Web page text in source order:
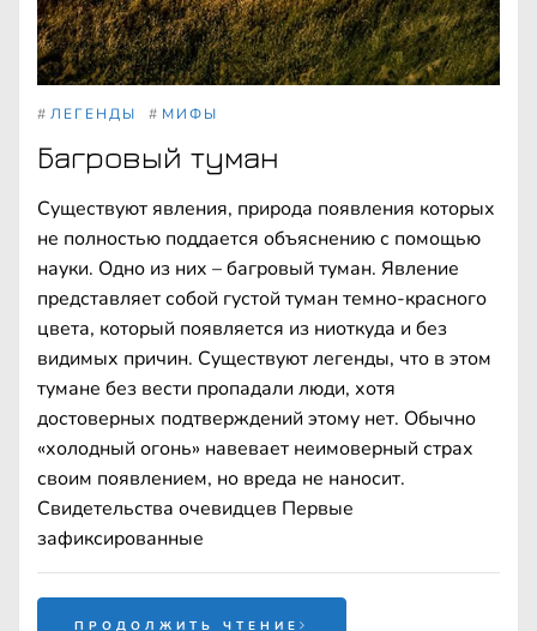
# ЛЕГЕНДЫ # МИФЫ
Багровый туман
Существуют явления, природа появления которых
не полностью поддается объяснению с помощью
науки. Одно из них – багровый туман. Явление
представляет собой густой туман темно-красного
цвета, который появляется из ниоткуда и без
видимых причин. Существуют легенды, что в этом
тумане без вести пропадали люди, хотя
достоверных подтверждений этому нет. Обычно
«холодный огонь» навевает неимоверный страх
своим появлением, но вреда не наносит.
Свидетельства очевидцев Первые
зафиксированные
ПРОДОЛЖИТЬ ЧТЕНИЕ